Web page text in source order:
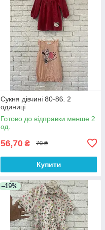
Сукня дівчині 80-86. 2
одиниці
Готово до відправки менше 2
од.
56,70 ₴ 70 ₴
Купити
–19%